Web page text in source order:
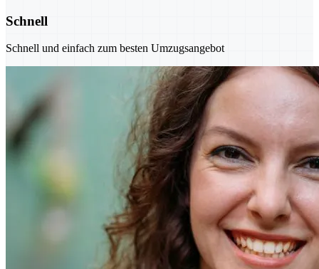
Schnell
Schnell und einfach zum besten Umzugsangebot